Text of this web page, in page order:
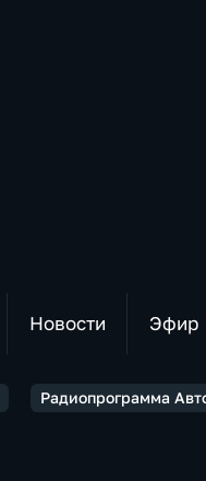
Новости Эфир
Радиопрограмма